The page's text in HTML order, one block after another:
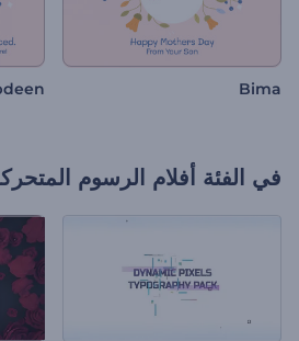
Bima
في الفئة أفلام الرسوم